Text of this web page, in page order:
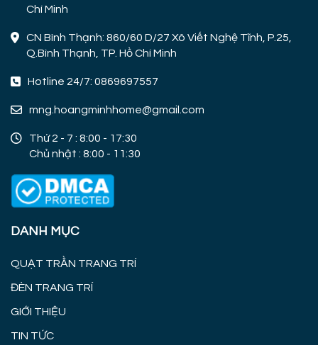
Chí Minh
CN Bình Thạnh: 860/60 D/27 Xô Viết Nghệ Tĩnh, P.25,
Q.Bình Thạnh, TP. Hồ Chí Minh
Hotline 24/7: 0869697557
mng.hoangminhhome@gmail.com
Thứ 2 - 7 : 8:00 - 17:30
Chủ nhật : 8:00 - 11:30
DANH MỤC
QUẠT TRẦN TRANG TRÍ
ĐÈN TRANG TRÍ
GIỚI THIỆU
TIN TỨC